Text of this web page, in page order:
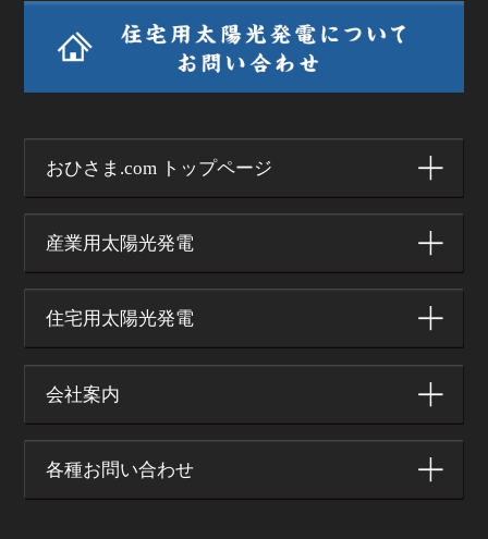
おひさま.com トップページ
産業用太陽光発電
住宅用太陽光発電
会社案内
各種お問い合わせ